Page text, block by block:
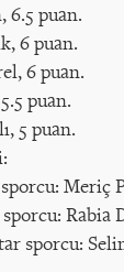
6.5 puan.
6 puan.
6 puan.
puan.
5 puan.
sporcu: Meriç
sporcu: Rabia
sporcu: